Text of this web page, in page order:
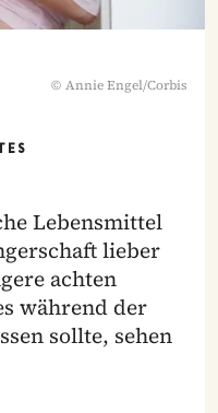
© Annie Engel/Corbis
Lebensmittel
lieber
achten
während der
sollte, sehen